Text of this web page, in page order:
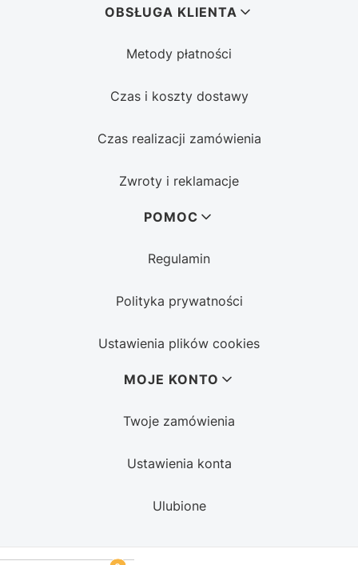
OBSŁUGA KLIENTA
Metody płatności
Czas i koszty dostawy
Czas realizacji zamówienia
Zwroty i reklamacje
POMOC
Regulamin
Polityka prywatności
Ustawienia plików cookies
MOJE KONTO
Twoje zamówienia
Ustawienia konta
Ulubione